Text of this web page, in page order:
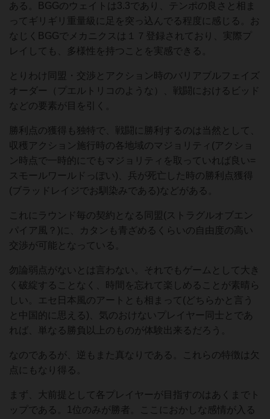
ある。BGGのウェイトは3.3であり、テンポの良さと相ま
ってギリギリ重量級に足を突っ込んでる程度に感じる。お
なじくBGGでメカニクスは１７登録されており、実際プ
レイしても、多様性を持つことを実感できる。
とりわけ同盟・交渉とアクション時のバリアブルフェイズ
オーダー（プエルトリコのような）、戦闘におけるビッド
などの要素が目を引く。
勝利点の獲得も独特で、戦闘に勝利するのは当然として、
収穫アクション施行時の各地域のマジョリティ(アクショ
ン時点で一時的にでもマジョリティを取っていれば良い=
スモールワールドっぽい)、兵が死亡した時の勝利点獲得
(ブラッドレイジでお馴染みである)などがある。
これにラウンド毎の契約となる同盟(ストラグルオブエン
パイア風？)に、カタンも青ざめるくらいの自由度の高い
交渉が可能となっている。
勿論弱点がないとは言わない。それでもゲームとして大き
く破綻することなく、時間を忘れて楽しめることが素晴ら
しい。エセ日本風のアートとも相まって(どちらかと言う
と中国的に思える)、気のおけないプレイヤー同士とであ
れば、単なる勝負以上のものが体験出来るだろう。
なのであるが、逆もまた真なりである。これらの特徴は欠
点にもなり得る。
まず、大前提として各プレイヤーが目指すのはあくまでト
ップである。1位のみが勝者。ここにおかしな感情が入る